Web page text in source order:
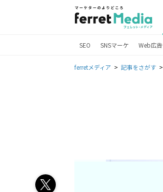
SEO SNSマーケ Web広告
ferretメディア 記事をさがす